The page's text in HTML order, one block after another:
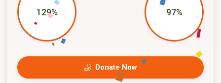
97%
129%
Donate Now